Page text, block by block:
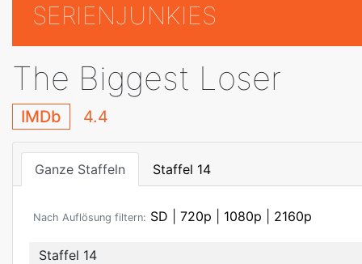
SERIENJUNKIES
The Biggest Loser
IMDb 4.4
Ganze Staffeln Staffel 14
Nach Auflösung filtern: SD 720p 1080p 2160p
Staffel 14